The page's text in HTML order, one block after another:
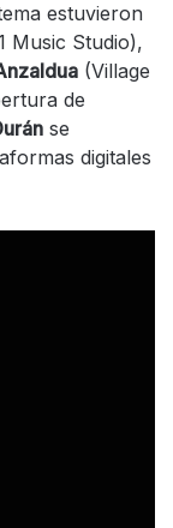
estuvieron
Music Studio),
(Village
de
se
digitales